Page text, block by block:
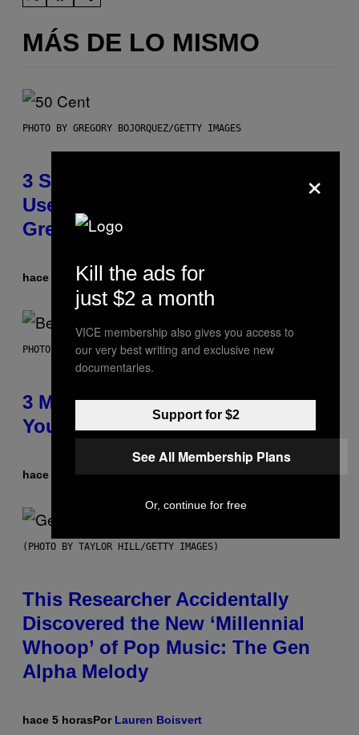
MÁS DE LO MISMO
PHOTO BY GREGORY BOJORQUEZ/GETTY IMAGES
3 Songs That Were Commonly
Used As a Ringtone or Voicemail
Greeting in the 2000s
hace 5 horas Por Dan Milam
PHOTO BY KEVIN WINTER/GETTY IMAGES FOR RADIO DISNEY
3 Millennial Anthems That Make
You Think of Your Best Friend
hace 5 horasPorLauren Boisvert
(PHOTO BY TAYLOR HILL/GETTY IMAGES)
This Researcher Accidentally
Discovered the New ‘Millennial
Whoop’ of Pop Music: The Gen
Alpha Melody
hace 5 horasPor Lauren Boisvert
×
Kill the ads for
just $2 a month
VICE membership also gives you access to
our very best writing and exclusive new
documentaries.
Support for $2
See All Membership Plans
Or, continue for free